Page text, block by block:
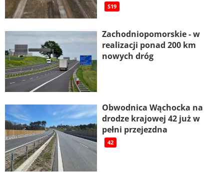
S19
Zachodniopomorskie - w
realizacji ponad 200 km
nowych dróg
Obwodnica Wąchocka na
drodze krajowej 42 już w
pełni przejezdna
42